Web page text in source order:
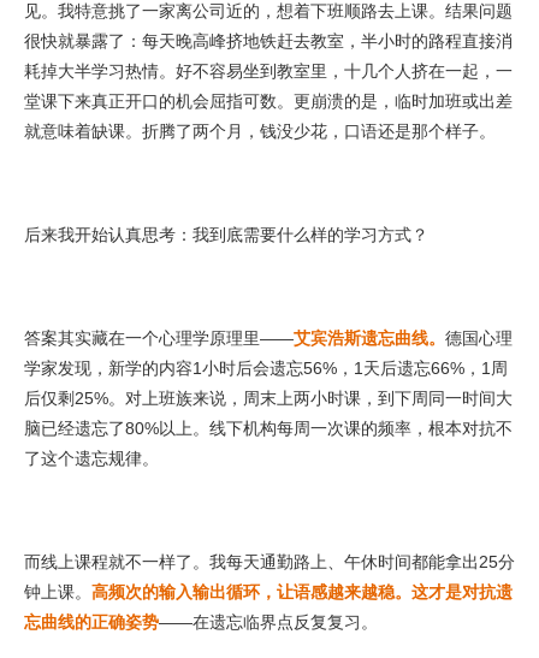
见。我特意挑了一家离公司近的，想着下班顺路去上课。结果问题
很快就暴露了：每天晚高峰挤地铁赶去教室，半小时的路程直接消
耗掉大半学习热情。好不容易坐到教室里，十几个人挤在一起，一
堂课下来真正开口的机会屈指可数。更崩溃的是，临时加班或出差
就意味着缺课。折腾了两个月，钱没少花，口语还是那个样子。
后来我开始认真思考：我到底需要什么样的学习方式？
答案其实藏在一个心理学原理里——艾宾浩斯遗忘曲线。 德国心理
学家发现，新学的内容1小时后会遗忘56%，1天后遗忘66%，1周
后仅剩25%。对上班族来说，周末上两小时课，到下周同一时间大
脑已经遗忘了80%以上。线下机构每周一次课的频率，根本对抗不
了这个遗忘规律。
而线上课程就不一样了。我每天通勤路上、午休时间都能拿出25分
钟上课。 高频次的输入输出循环，让语感越来越稳。这才是对抗遗
忘曲线的正确姿势——在遗忘临界点反复复习。